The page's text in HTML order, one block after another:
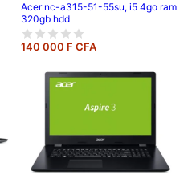
Acer nc-a315-51-55su, i5 4go ram
320gb hdd
140 000 F CFA